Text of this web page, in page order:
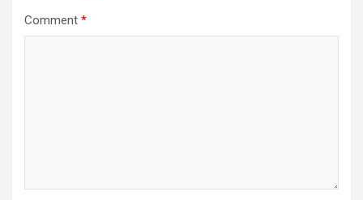
Comment *